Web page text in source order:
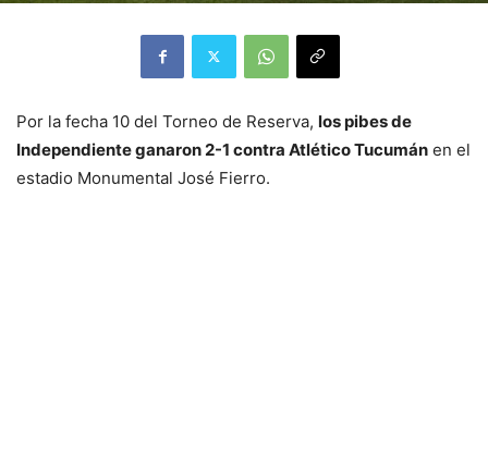
Por la fecha 10 del Torneo de Reserva, los pibes de
Independiente ganaron 2-1 contra Atlético Tucumán en el
estadio Monumental José Fierro.